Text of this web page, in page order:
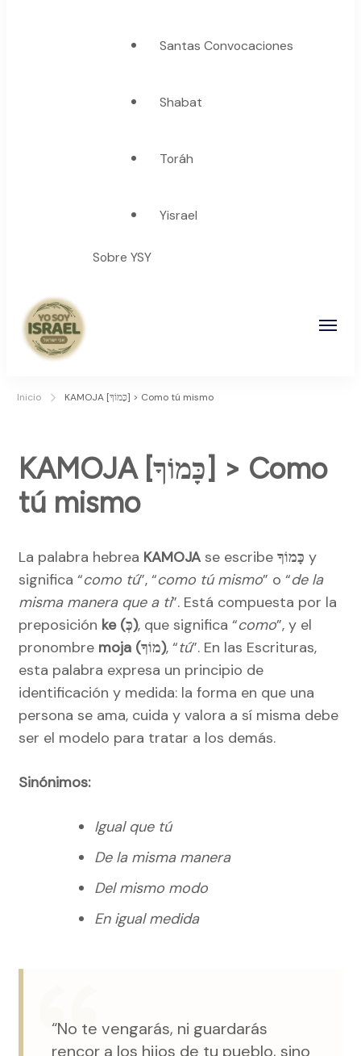
Santas Convocaciones
Shabat
Toráh
Yisrael
Sobre YSY
"La suma de tu palabra, es verdad"
Inicio KAMOJA [כָּמוֹךָ] > Como tú mismo
KAMOJA [כָּמוֹךָ] > Como
tú mismo
La palabra hebrea KAMOJA se escribe כָּמוֹךָ y
significa “como tú”, “como tú mismo” o “de la
misma manera que a ti”. Está compuesta por la
preposición
ke (כְּ), que significa “como”, y el
pronombre
moja (מוֹךָ), “tú”. En las Escrituras,
esta palabra expresa un principio de
identificación y medida: la forma en que una
persona se ama, cuida y valora a sí misma debe
ser el modelo para tratar a los demás.
Sinónimos:
Igual que tú
De la misma manera
Del mismo modo
En igual medida
“No te vengarás, ni guardarás
rencor a los hijos de tu pueblo, sino